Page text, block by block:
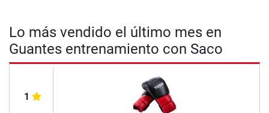
Lo más vendido el último mes en
Guantes entrenamiento con Saco
1